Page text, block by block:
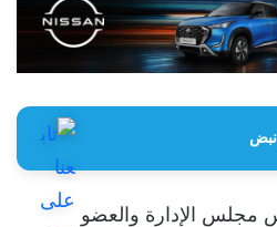
نبض
مجلس الإدارة والعضو